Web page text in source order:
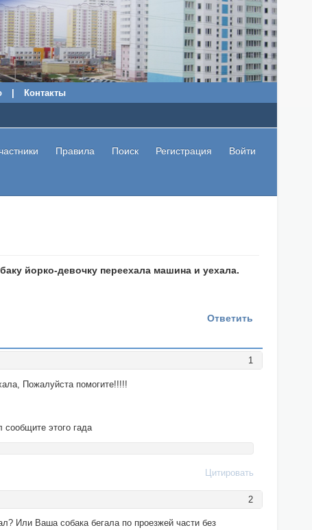
Контакты
Правила Поиск Регистрация Войти
йорко-девочку переехала машина и уехала.
Ответить
1
Пожалуйста помогите!!!!!
этого гада
Цитировать
2
Или Ваша собака бегала по проезжей части без